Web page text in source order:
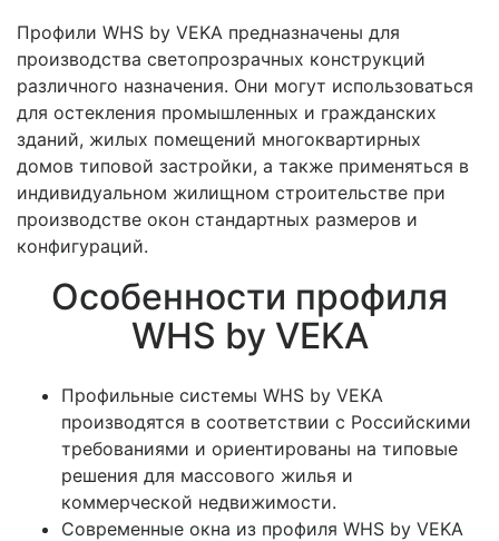
Профили WHS by VEKA предназначены для
производства светопрозрачных конструкций
различного назначения. Они могут использоваться
для остекления промышленных и гражданских
зданий, жилых помещений многоквартирных
домов типовой застройки, а также применяться в
индивидуальном жилищном строительстве при
производстве окон стандартных размеров и
конфигураций.
Особенности профиля
WHS by VEKA
Профильные системы WHS by VEKA
производятся в соответствии с Российскими
требованиями и ориентированы на типовые
решения для массового жилья и
коммерческой недвижимости.
Современные окна из профиля WHS by VEKA